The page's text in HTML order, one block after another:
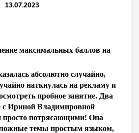
13.07.2023
максимальных баллов на
абсолютно случайно,
наткнулась на рекламу и
пробное занятие. Два
с Ириной Владимировной
просто потрясающими! Она
темы простым языком,